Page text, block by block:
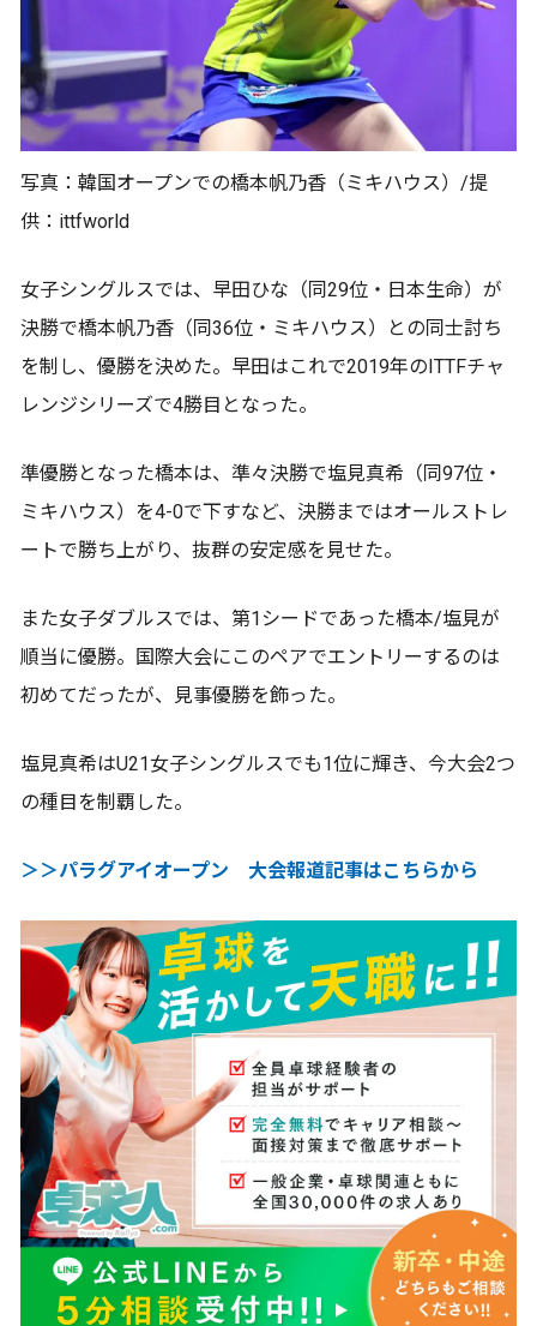
写真：韓国オープンでの橋本帆乃香（ミキハウス）/提
供：ittfworld
女子シングルスでは、早田ひな（同29位・日本生命）が
決勝で橋本帆乃香（同36位・ミキハウス）との同士討ち
を制し、優勝を決めた。早田はこれで2019年のITTFチャ
レンジシリーズで4勝目となった。
準優勝となった橋本は、準々決勝で塩見真希（同97位・
ミキハウス）を4-0で下すなど、決勝まではオールストレ
ートで勝ち上がり、抜群の安定感を見せた。
また女子ダブルスでは、第1シードであった橋本/塩見が
順当に優勝。国際大会にこのペアでエントリーするのは
初めてだったが、見事優勝を飾った。
塩見真希はU21女子シングルスでも1位に輝き、今大会2つ
の種目を制覇した。
＞＞パラグアイオープン 大会報道記事はこちらから